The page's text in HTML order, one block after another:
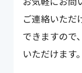
ご連絡いただ
できますので
いただけます。